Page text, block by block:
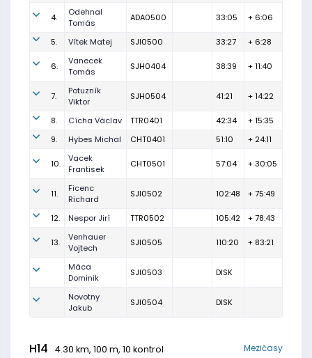
4.
Odehnal
Tomás
ADA0500 33:05 + 6:06
5. Vítek Matej SJI0500 33:27 + 6:28
6.
Vanecek
Tomás
SJH0404 38:39 + 11:40
7.
Potuzník
Viktor
SJH0504 41:21 + 14:22
8. Cícha Václav TTR0401 42:34
+ 15:35
9.
Hybes Michal CHT0401 51:10 + 24:11
10.
Vacek
Frantisek
CHT0501 57:04 + 30:05
11.
Ficenc
Richard
SJI0502 102:48 + 75:49
12. Nespor Jirí TTR0502 105:42 + 78:43
13.
Venhauer
Vojtech
SJI0505 110:20 + 83:21
Máca
Dominik
SJI0503 DISK
Novotny
Jakub
SJI0504 DISK
H14 4.30 km, 100 m, 10 kontrol Mezičasy